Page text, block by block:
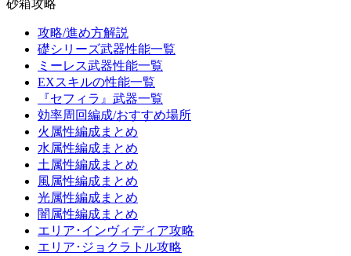
砂箱攻略
攻略/進め方解説
礎シリーズ武器性能一覧
ミーレス武器性能一覧
EXスキルの性能一覧
『セフィラ』武器一覧
効率周回編成/おすすめ場所
火属性編成まとめ
水属性編成まとめ
土属性編成まとめ
風属性編成まとめ
光属性編成まとめ
闇属性編成まとめ
エリア･インヴィディア攻略
エリア･ジョクラトル攻略